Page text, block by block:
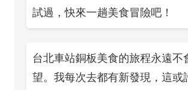
試過，快來一趟美食冒險吧！
台北車站銅板美食的旅程永遠不
望。我每次去都有新發現，這或